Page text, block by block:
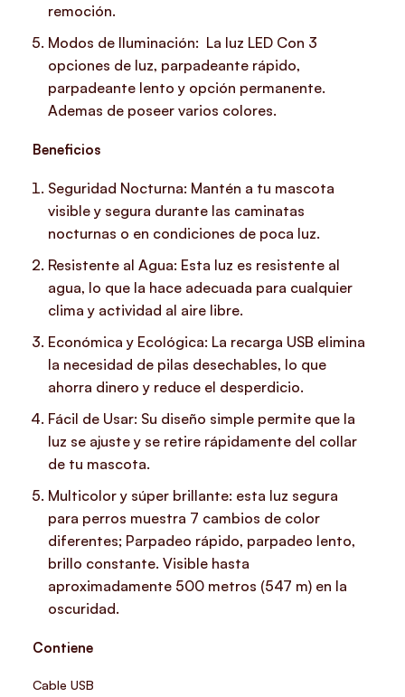
remoción.
Modos de Iluminación: La luz LED Con 3
opciones de luz, parpadeante rápido,
parpadeante lento y opción permanente.
Ademas de poseer varios colores.
Beneficios
Seguridad Nocturna: Mantén a tu mascota
visible y segura durante las caminatas
nocturnas o en condiciones de poca luz.
Resistente al Agua: Esta luz es resistente al
agua, lo que la hace adecuada para cualquier
clima y actividad al aire libre.
Económica y Ecológica: La recarga USB elimina
la necesidad de pilas desechables, lo que
ahorra dinero y reduce el desperdicio.
Fácil de Usar: Su diseño simple permite que la
luz se ajuste y se retire rápidamente del collar
de tu mascota.
Multicolor y súper brillante: esta luz segura
para perros muestra 7 cambios de color
diferentes; Parpadeo rápido, parpadeo lento,
brillo constante. Visible hasta
aproximadamente 500 metros (547 m) en la
oscuridad.
Contiene
Cable USB